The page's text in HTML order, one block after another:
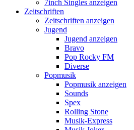
7inch Singles anzeigen
Zeitschriften
Zeitschriften anzeigen
Jugend
Jugend anzeigen
Bravo
Pop Rocky FM
Diverse
Popmusik
Popmusik anzeigen
Sounds
Spex
Rolling Stone
Musik-Express